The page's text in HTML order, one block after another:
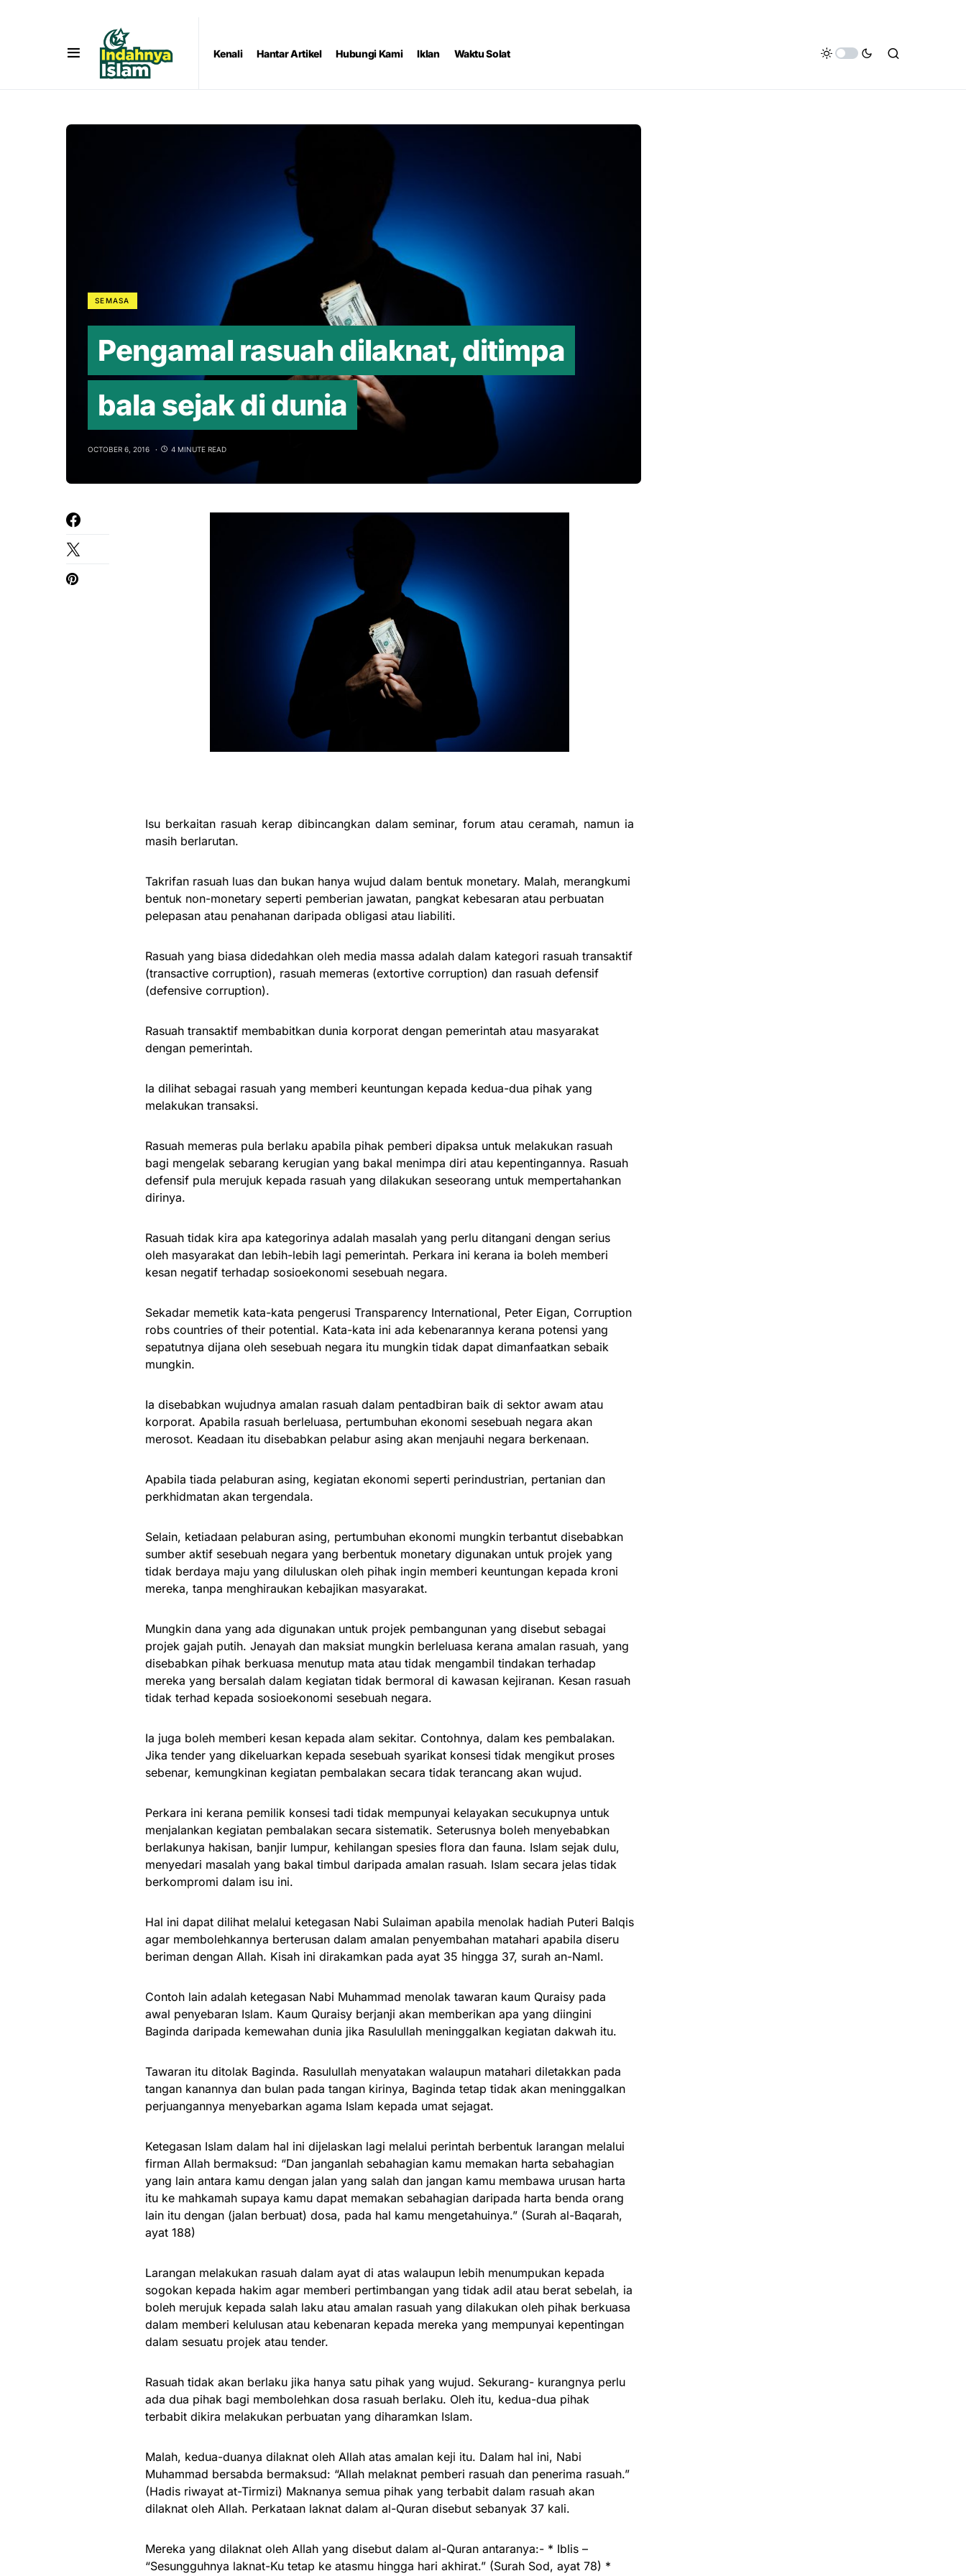
Kenali Hantar Artikel Hubungi Kami Iklan Waktu Solat
SEMASA
Pengamal rasuah dilaknat, ditimpa
bala sejak di dunia
OCTOBER 6, 2016 4 MINUTE READ
Isu berkaitan rasuah kerap dibincangkan dalam seminar, forum atau ceramah, namun ia
masih berlarutan.
Takrifan rasuah luas dan bukan hanya wujud dalam bentuk monetary. Malah, merangkumi
bentuk non-monetary seperti pemberian jawatan, pangkat kebesaran atau perbuatan
pelepasan atau penahanan daripada obligasi atau liabiliti.
Rasuah yang biasa didedahkan oleh media massa adalah dalam kategori rasuah transaktif
(transactive corruption), rasuah memeras (extortive corruption) dan rasuah defensif
(defensive corruption).
Rasuah transaktif membabitkan dunia korporat dengan pemerintah atau masyarakat
dengan pemerintah.
Ia dilihat sebagai rasuah yang memberi keuntungan kepada kedua-dua pihak yang
melakukan transaksi.
Rasuah memeras pula berlaku apabila pihak pemberi dipaksa untuk melakukan rasuah
bagi mengelak sebarang kerugian yang bakal menimpa diri atau kepentingannya. Rasuah
defensif pula merujuk kepada rasuah yang dilakukan seseorang untuk mempertahankan
dirinya.
Rasuah tidak kira apa kategorinya adalah masalah yang perlu ditangani dengan serius
oleh masyarakat dan lebih-lebih lagi pemerintah. Perkara ini kerana ia boleh memberi
kesan negatif terhadap sosioekonomi sesebuah negara.
Sekadar memetik kata-kata pengerusi Transparency International, Peter Eigan, Corruption
robs countries of their potential. Kata-kata ini ada kebenarannya kerana potensi yang
sepatutnya dijana oleh sesebuah negara itu mungkin tidak dapat dimanfaatkan sebaik
mungkin.
Ia disebabkan wujudnya amalan rasuah dalam pentadbiran baik di sektor awam atau
korporat. Apabila rasuah berleluasa, pertumbuhan ekonomi sesebuah negara akan
merosot. Keadaan itu disebabkan pelabur asing akan menjauhi negara berkenaan.
Apabila tiada pelaburan asing, kegiatan ekonomi seperti perindustrian, pertanian dan
perkhidmatan akan tergendala.
Selain, ketiadaan pelaburan asing, pertumbuhan ekonomi mungkin terbantut disebabkan
sumber aktif sesebuah negara yang berbentuk monetary digunakan untuk projek yang
tidak berdaya maju yang diluluskan oleh pihak ingin memberi keuntungan kepada kroni
mereka, tanpa menghiraukan kebajikan masyarakat.
Mungkin dana yang ada digunakan untuk projek pembangunan yang disebut sebagai
projek gajah putih. Jenayah dan maksiat mungkin berleluasa kerana amalan rasuah, yang
disebabkan pihak berkuasa menutup mata atau tidak mengambil tindakan terhadap
mereka yang bersalah dalam kegiatan tidak bermoral di kawasan kejiranan. Kesan rasuah
tidak terhad kepada sosioekonomi sesebuah negara.
Ia juga boleh memberi kesan kepada alam sekitar. Contohnya, dalam kes pembalakan.
Jika tender yang dikeluarkan kepada sesebuah syarikat konsesi tidak mengikut proses
sebenar, kemungkinan kegiatan pembalakan secara tidak terancang akan wujud.
Perkara ini kerana pemilik konsesi tadi tidak mempunyai kelayakan secukupnya untuk
menjalankan kegiatan pembalakan secara sistematik. Seterusnya boleh menyebabkan
berlakunya hakisan, banjir lumpur, kehilangan spesies flora dan fauna. Islam sejak dulu,
menyedari masalah yang bakal timbul daripada amalan rasuah. Islam secara jelas tidak
berkompromi dalam isu ini.
Hal ini dapat dilihat melalui ketegasan Nabi Sulaiman apabila menolak hadiah Puteri Balqis
agar membolehkannya berterusan dalam amalan penyembahan matahari apabila diseru
beriman dengan Allah. Kisah ini dirakamkan pada ayat 35 hingga 37, surah an-Naml.
Contoh lain adalah ketegasan Nabi Muhammad menolak tawaran kaum Quraisy pada
awal penyebaran Islam. Kaum Quraisy berjanji akan memberikan apa yang diingini
Baginda daripada kemewahan dunia jika Rasulullah meninggalkan kegiatan dakwah itu.
Tawaran itu ditolak Baginda. Rasulullah menyatakan walaupun matahari diletakkan pada
tangan kanannya dan bulan pada tangan kirinya, Baginda tetap tidak akan meninggalkan
perjuangannya menyebarkan agama Islam kepada umat sejagat.
Ketegasan Islam dalam hal ini dijelaskan lagi melalui perintah berbentuk larangan melalui
firman Allah bermaksud: “Dan janganlah sebahagian kamu memakan harta sebahagian
yang lain antara kamu dengan jalan yang salah dan jangan kamu membawa urusan harta
itu ke mahkamah supaya kamu dapat memakan sebahagian daripada harta benda orang
lain itu dengan (jalan berbuat) dosa, pada hal kamu mengetahuinya.” (Surah al-Baqarah,
ayat 188)
Larangan melakukan rasuah dalam ayat di atas walaupun lebih menumpukan kepada
sogokan kepada hakim agar memberi pertimbangan yang tidak adil atau berat sebelah, ia
boleh merujuk kepada salah laku atau amalan rasuah yang dilakukan oleh pihak berkuasa
dalam memberi kelulusan atau kebenaran kepada mereka yang mempunyai kepentingan
dalam sesuatu projek atau tender.
Rasuah tidak akan berlaku jika hanya satu pihak yang wujud. Sekurang- kurangnya perlu
ada dua pihak bagi membolehkan dosa rasuah berlaku. Oleh itu, kedua-dua pihak
terbabit dikira melakukan perbuatan yang diharamkan Islam.
Malah, kedua-duanya dilaknat oleh Allah atas amalan keji itu. Dalam hal ini, Nabi
Muhammad bersabda bermaksud: “Allah melaknat pemberi rasuah dan penerima rasuah.”
(Hadis riwayat at-Tirmizi) Maknanya semua pihak yang terbabit dalam rasuah akan
dilaknat oleh Allah. Perkataan laknat dalam al-Quran disebut sebanyak 37 kali.
Mereka yang dilaknat oleh Allah yang disebut dalam al-Quran antaranya:- * Iblis –
“Sesungguhnya laknat-Ku tetap ke atasmu hingga hari akhirat.” (Surah Sod, ayat 78) *